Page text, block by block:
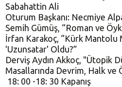
Sabahattin Ali
Oturum Başkanı: Necmiye
Semih Gümüş, “Roman ve
İrfan Karakoç, “Kürk Mantolu
'Uzunsatar' Oldu?”
Derviş Aydın Akkoç, "Ütopik
Masallarında Devrim, Halk ve
18: 00 -18: 30 Kapanış